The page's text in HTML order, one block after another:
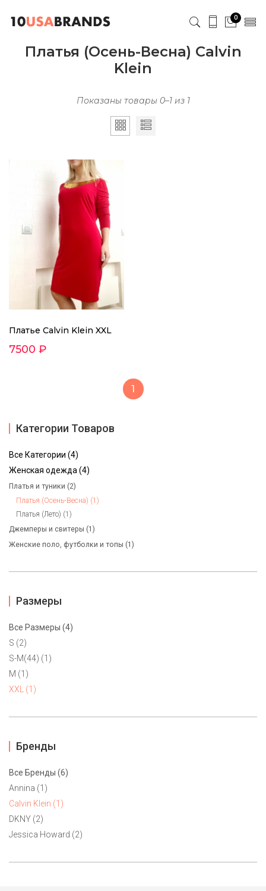
0
Платья (Осень-Весна) Calvin
Klein
Показаны товары 0–1 из 1
Платье Calvin Klein XXL
7500 ₽
1
Эффектное платье-футляр от Calvin Klein с отделкой ворота
металлическими бусинами. Посадка по фигуре. Маркировка
американский 14-й на р.52 или 52-54.
Категории Товаров
Все Категории (4)
Женская одежда (4)
Платья и туники (2)
Платья (Осень-Весна) (1)
Платья (Лето) (1)
Джемперы и свитеры (1)
Женские поло, футболки и топы (1)
Размеры
Все Размеры (4)
S (2)
S-M(44) (1)
M (1)
XXL (1)
Бренды
Все Бренды (6)
Annina (1)
Calvin Klein (1)
DKNY (2)
Jessica Howard (2)